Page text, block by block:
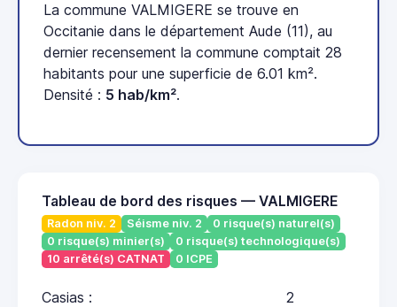
La commune VALMIGERE se trouve en
Occitanie dans le département Aude (11), au
dernier recensement la commune comptait 28
habitants pour une superficie de 6.01 km².
Densité : 5 hab/km².
Tableau de bord des risques — VALMIGERE
Radon niv. 2 Séisme niv. 2
0 risque(s) naturel(s)
0 risque(s) minier(s)
0 risque(s) technologique(s)
10 arrêté(s) CATNAT
0 ICPE
Casias : 2